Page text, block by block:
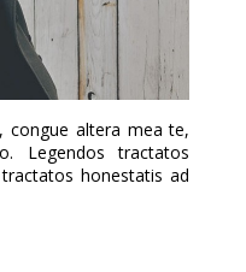
congue altera mea te,
Legendos tractatos
honestatis ad